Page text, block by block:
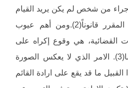
من شخص لم يكن يريد القيام
به رغم مراعاة للشكل المقرر قانوناً(2).ومن أهم عيوب
القضائية، هي وقوع إكراه على
الإرادة بحيث يفسد الرضا(3). الامر الذي لا يعكس الصورة
القبيل ما قد يقع على ارادة القائم